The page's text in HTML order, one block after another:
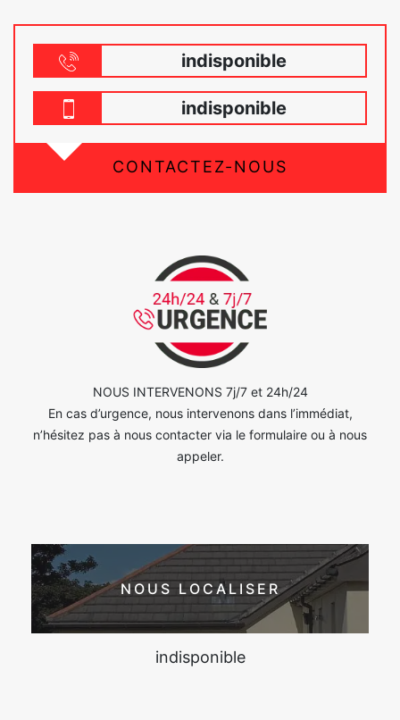
indisponible
indisponible
CONTACTEZ-NOUS
NOUS INTERVENONS 7j/7 et 24h/24
En cas d’urgence, nous intervenons dans l’immédiat,
n’hésitez pas à nous contacter via le formulaire ou à nous
appeler.
NOUS LOCALISER
indisponible